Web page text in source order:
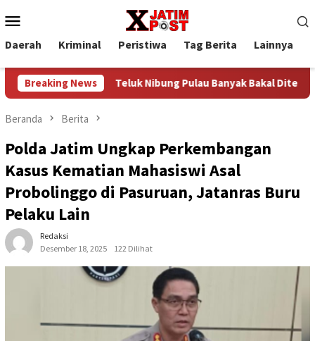
ke
kontenMobile
Daerah Kriminal Peristiwa Tag Berita Lainnya
Breaking NewsTeluk Nibung Pulau Banyak Bakal Ditetapkan jadi
Beranda Berita
Polda Jatim Ungkap Perkembangan
Kasus Kematian Mahasiswi Asal
Probolinggo di Pasuruan, Jatanras Buru
Pelaku Lain
Redaksi
Desember 18, 2025
122 Dilihat